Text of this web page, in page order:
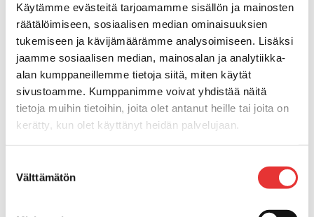
Käytämme evästeitä tarjoamamme sisällön ja mainosten
räätälöimiseen, sosiaalisen median ominaisuuksien
tukemiseen ja kävijämäärämme analysoimiseen. Lisäksi
jaamme sosiaalisen median, mainosalan ja analytiikka-
alan kumppaneillemme tietoja siitä, miten käytät
sivustoamme. Kumppanimme voivat yhdistää näitä
tietoja muihin tietoihin, joita olet antanut heille tai joita on
kerätty, kun olet käyttänyt heidän palvelujaan.
valinta
Välttämätön
Törmäyslista
Kansikate
Reuna- ja ikkunalistat
Alumiinilistat
Kävelysillat ja Taavetit
Kiinnitysvarret
SUP-laudan telineet
Kuljetusramppien tarvikkeet